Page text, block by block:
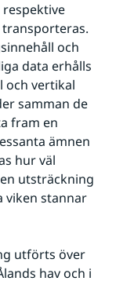
transporteras.
och
data erhålls
och vertikal
samman de
fram en
ämnen
hur väl
utsträckning
viken stannar
utförts över
hav och i